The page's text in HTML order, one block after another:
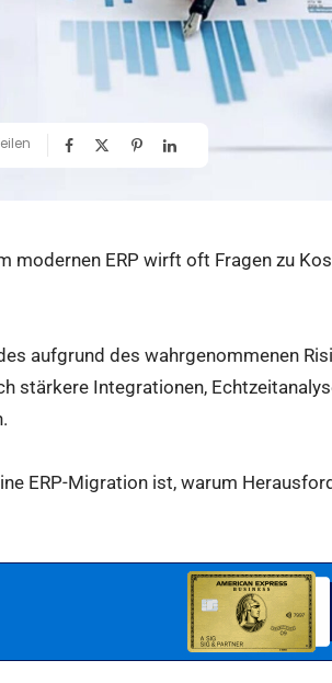
modernen ERP wirft oft Fragen zu
aufgrund des wahrgenommenen
stärkere Integrationen,
ERP-Migration ist, warum